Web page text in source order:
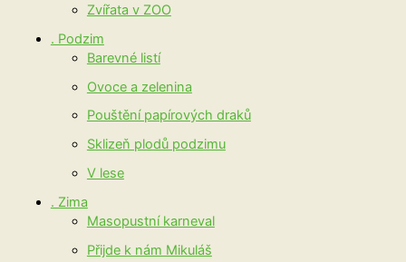
Zvířata v ZOO
. Podzim
Barevné listí
Ovoce a zelenina
Pouštění papírových draků
Sklizeň plodů podzimu
V lese
. Zima
Masopustní karneval
Přijde k nám Mikuláš